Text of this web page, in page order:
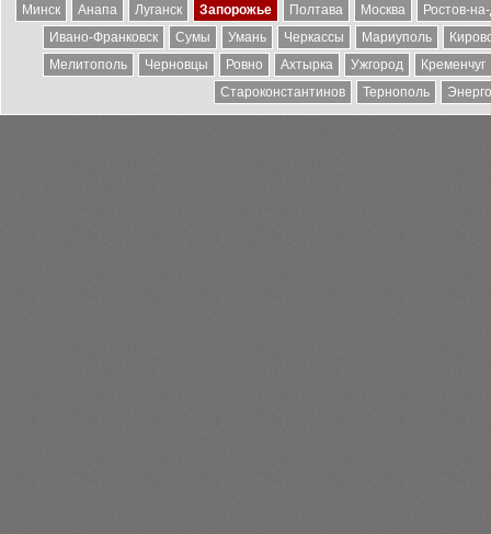
Минск
Анапа Луганск Запорожье Полтава Москва
Ростов-
Ивано-Франковск
Сумы Умань Черкассы Мариуполь
Мелитополь
Черновцы Ровно Ахтырка Ужгород
Кременчуг
Староконстантинов
Тернополь